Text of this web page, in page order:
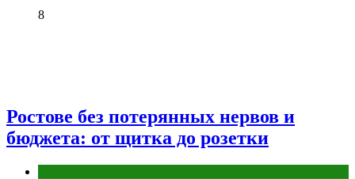
8
Ростове без потерянных нервов и
бюджета: от щитка до розетки